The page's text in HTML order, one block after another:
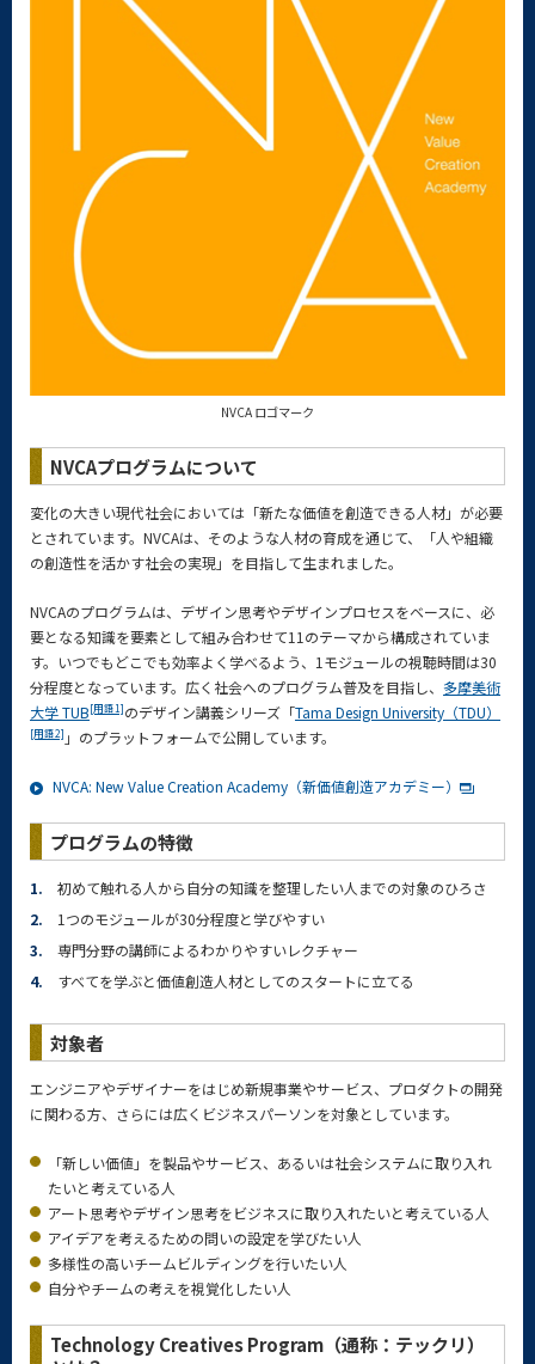
NVCA ロゴマーク
NVCAプログラムについて
変化の大きい現代社会においては「新たな価値を創造できる人材」が必要
とされています。NVCAは、そのような人材の育成を通じて、「人や組織
の創造性を活かす社会の実現」を目指して生まれました。
NVCAのプログラムは、デザイン思考やデザインプロセスをベースに、必
要となる知識を要素として組み合わせて11のテーマから構成されていま
す。いつでもどこでも効率よく学べるよう、1モジュールの視聴時間は30
分程度となっています。広く社会へのプログラム普及を目指し、 多摩美術
⼤学 TUB[用語1]のデザイン講義シリーズ「Tama Design University（TDU）
[用語2] 」のプラットフォームで公開しています。
NVCA: New Value Creation Academy（新価値創造アカデミー）
プログラムの特徴
1.
初めて触れる人から自分の知識を整理したい人までの対象のひろさ
2.
1つのモジュールが30分程度と学びやすい
3.
専門分野の講師によるわかりやすいレクチャー
4.
すべてを学ぶと価値創造人材としてのスタートに立てる
対象者
エンジニアやデザイナーをはじめ新規事業やサービス、プロダクトの開発
に関わる方、さらには広くビジネスパーソンを対象としています。
「新しい価値」を製品やサービス、あるいは社会システムに取り入れ
たいと考えている人
アート思考やデザイン思考をビジネスに取り入れたいと考えている人
アイデアを考えるための問いの設定を学びたい人
多様性の高いチームビルディングを行いたい人
自分やチームの考えを視覚化したい人
Technology Creatives Program（通称：テックリ）